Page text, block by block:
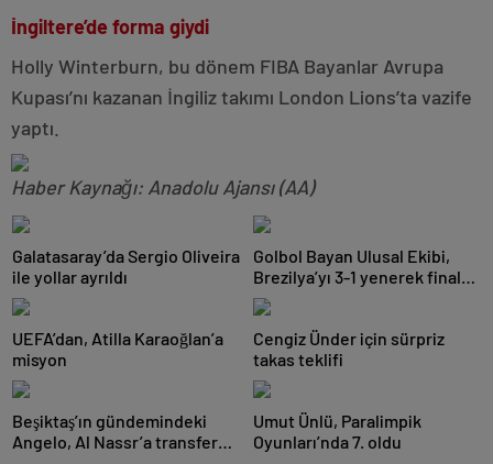
İngiltere’de forma giydi
Holly Winterburn, bu dönem FIBA Bayanlar Avrupa
Kupası’nı kazanan İngiliz takımı London Lions’ta vazife
yaptı.
Haber Kaynağı: Anadolu Ajansı (AA)
Galatasaray’da Sergio Oliveira
ile yollar ayrıldı
Golbol Bayan Ulusal Ekibi,
Brezilya’yı 3-1 yenerek finale
yükseldi
UEFA’dan, Atilla Karaoğlan’a
misyon
Cengiz Ünder için sürpriz
takas teklifi
Beşiktaş’ın gündemindeki
Angelo, Al Nassr’a transfer
Umut Ünlü, Paralimpik
Oyunları’nda 7. oldu